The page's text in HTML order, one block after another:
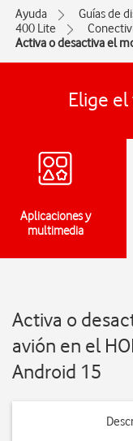
Ayuda Guías de
400 Lite
Activa o desactiva el
Elige
Aplicaciones y
multimedia
Activa o
avión en el
Android 15